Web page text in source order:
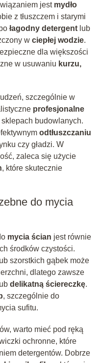
jest mydło
z tłuszczem i starymi
łagodny detergentlub
w ciepłej wodzie.
dla większości
w usuwaniu kurzu,
szczególnie w
profesjonalne
budowlanych.
odtłuszczaniu
czy gładzi. W
zaleca się użycie
, które skutecznie
do mycia
mycia ścian jest równie
środków czystości.
szorstkich gąbek może
dlatego zawsze
delikatną ściereczkę.
, szczególnie do
sufitu.
warto mieć pod ręką
ochronne, które
detergentów. Dobrze